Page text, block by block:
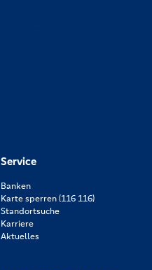
Service
Banken
Karte sperren (116 116)
Standortsuche
Karriere
Aktuelles